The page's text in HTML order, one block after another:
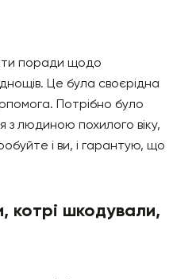
поради щодо
Це була своєрідна
Потрібно було
з людиною похилого віку,
і ви, і гарантую, що
котрі шкодували,